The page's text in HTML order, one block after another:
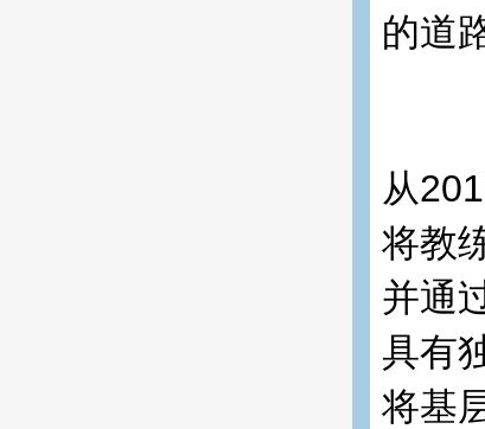
的道
从
将教
并通
具有
将基